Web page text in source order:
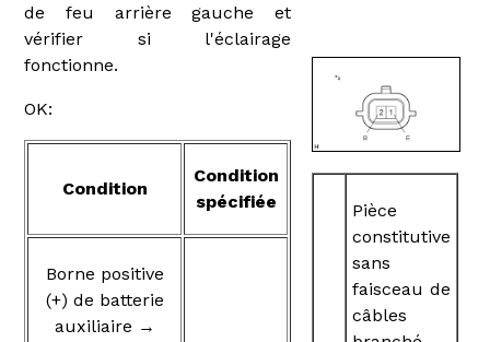
de feu arrière gauche et
vérifier si l'éclairage
fonctionne.
OK:
Condition
Condition
spécifiée
Borne positive
(+) de batterie
auxiliaire →
Pièce
constitutive
sans
faisceau de
câbles